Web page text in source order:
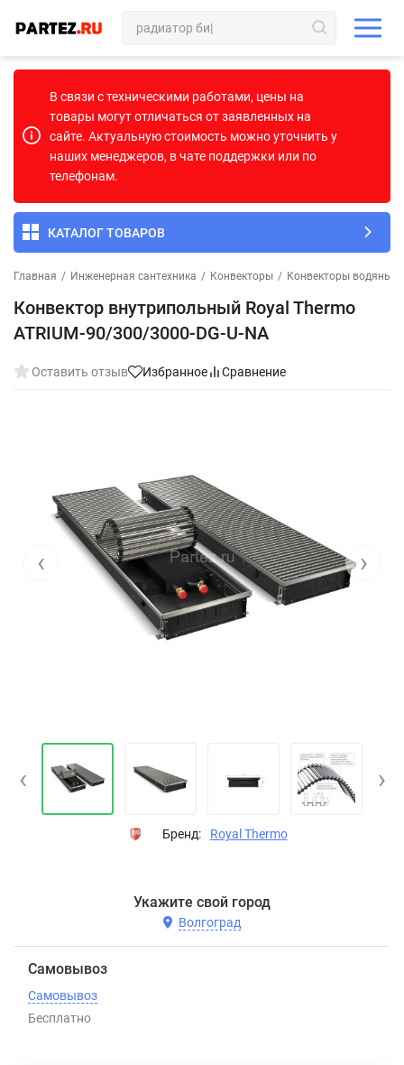
В связи с техническими работами, цены на
товары могут отличаться от заявленных на
сайте. Актуальную стоимость можно уточнить у
наших менеджеров, в чате поддержки или по
телефонам.
КАТАЛОГ ТОВАРОВ
Главная / Инженерная сантехника / Конвекторы / Конвекторы водяные
Конвектор внутрипольный Royal Thermo
ATRIUM-90/300/3000-DG-U-NA
Оставить отзыв Избранное Сравнение
‹ ›
‹ ›
Бренд: Royal Thermo
Укажите свой город
Волгоград
Самовывоз
Самовывоз
Бесплатно